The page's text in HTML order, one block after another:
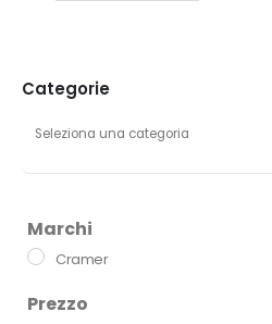
Categorie
Marchi
Cramer
Prezzo